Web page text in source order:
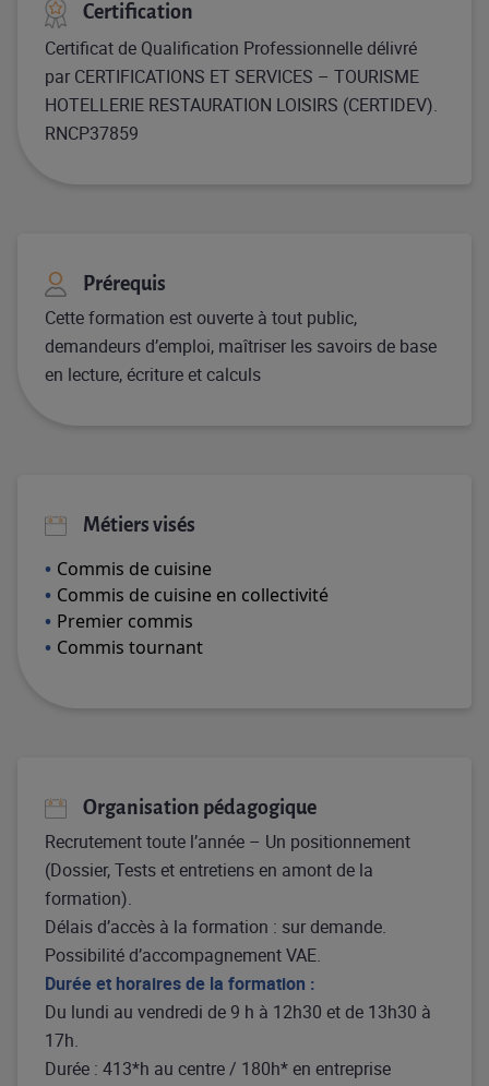
Certification
Certificat de Qualification Professionnelle délivré
par CERTIFICATIONS ET SERVICES – TOURISME
HOTELLERIE RESTAURATION LOISIRS (CERTIDEV).
RNCP37859
Prérequis
Cette formation est ouverte à tout public,
demandeurs d’emploi, maîtriser les savoirs de base
en lecture, écriture et calculs
Métiers visés
Commis de cuisine
Commis de cuisine en collectivité
Premier commis
Commis tournant
Organisation pédagogique
Recrutement toute l’année – Un positionnement
(Dossier, Tests et entretiens en amont de la
formation).
Délais d’accès à la formation : sur demande.
Possibilité d’accompagnement VAE.
Durée et horaires de la formation :
Du lundi au vendredi de 9 h à 12h30 et de 13h30 à
17h.
Durée : 413*h au centre / 180h* en entreprise